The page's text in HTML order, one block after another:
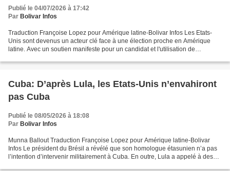
Publié le 04/07/2026 à 17:42
Par Bolivar Infos
Traduction Françoise Lopez pour Amérique latine-Bolivar Infos Les Etats-
Unis sont devenus un acteur clé face à une élection proche en Amérique
latine. Avec un soutien manifeste pour un candidat et l'utilisation de
Cuba: D’après Lula, les Etats-Unis n’envahiront
pas Cuba
Publié le 08/05/2026 à 18:08
Par Bolivar Infos
Munna Ballout Traduction Françoise Lopez pour Amérique latine-Bolivar
Infos Le président du Brésil a révélé que son homologue étasunien n’a pas
l’intention d’intervenir militairement à Cuba. En outre, Lula a appelé à des